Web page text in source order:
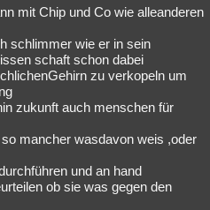
mit Chip und Co wie alleanderen
schlimmer wie er in sein
schaft schon dabei
zu verkopeln um
zukunft auch menschen für
mancher wasdavon weis ,oder
und an hand
ob sie was gegen den